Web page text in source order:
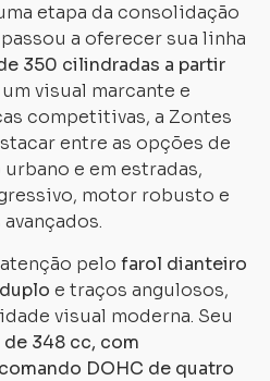
etapa da consolidação
a oferecer sua linha
350 cilindradas a partir
um visual marcante e
competitivas, a Zontes
entre as opções de
e em estradas,
motor robusto e
pelo farol dianteiro
e traços angulosos,
visual moderna. Seu
348 cc, com
DOHC de quatro